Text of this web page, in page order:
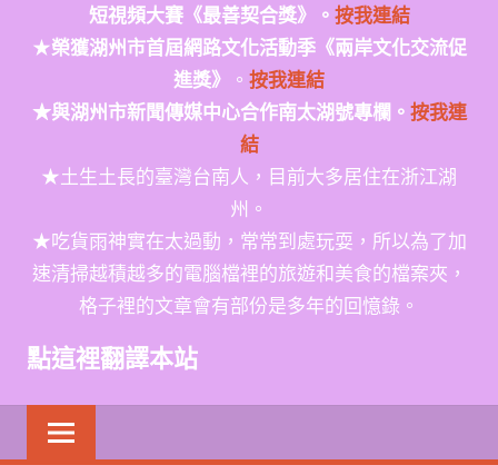
短視頻大賽《最善契合獎》。 按我連結
★榮獲湖州市首屆網路文化活動季《兩岸文化交流促
進獎》
。 按我連結
★與湖州市新聞傳媒中心合作南太湖號專欄。 按我連
結
★土生土長的臺灣台南人，目前大多居住在浙江湖
州。
★吃貨雨神實在太過動，常常到處玩耍，所以為了加
速清掃越積越多的電腦檔裡的旅遊和美食的檔案夾，
格子裡的文章會有部份是多年的回憶錄。
點這裡翻譯本站